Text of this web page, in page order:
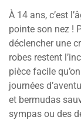
À 14 ans, c’est
pointe son nez !
déclencher une
robes restent
pièce facile
journées
et bermudas
sympas ou des